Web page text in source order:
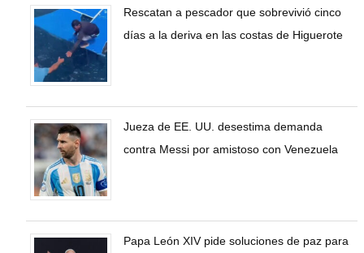
Rescatan a pescador que sobrevivió cinco
días a la deriva en las costas de Higuerote
Jueza de EE. UU. desestima demanda
contra Messi por amistoso con Venezuela
Papa León XIV pide soluciones de paz para